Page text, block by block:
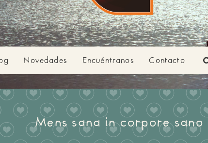
Novedades Encuéntranos Contacto
Mens sana in corpore sano